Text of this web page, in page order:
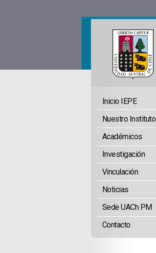
Inicio IEPE
Nuestro Instituto
Académicos
Investigación
Vinculación
Noticias
Sede UACh PM
Contacto